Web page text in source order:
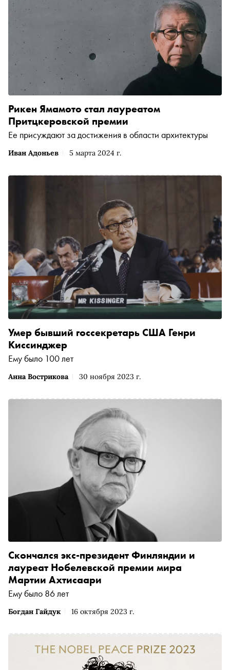
Иван Адоньев 5 марта 2024 г.
Рикен Ямамото стал лауреатом
Притцкеровской премии
Ее присуждают за достижения в области архитектуры
Анна Вострикова 30 ноября 2023 г.
Умер бывший госсекретарь США Генри
Киссинджер
Ему было 100 лет
Богдан Гайдук 16 октября 2023 г.
Скончался экс-президент Финляндии и
лауреат Нобелевской премии мира
Мартии Ахтисаари
Ему было 86 лет